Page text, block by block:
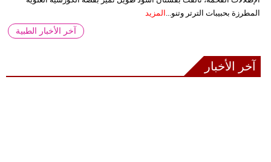
المطرزة بحبيبات الترتر وتنو... المزيد
آخر الأخبار الطبية
آخر الأخبار